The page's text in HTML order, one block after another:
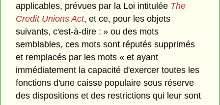
applicables, prévues par la Loi intitulée The
Credit Unions Act, et ce, pour les objets
suivants, c'est-à-dire : » ou des mots
semblables, ces mots sont réputés supprimés
et remplacés par les mots « et ayant
immédiatement la capacité d'exercer toutes les
fonctions d'une caisse populaire sous réserve
des dispositions et des restrictions qui leur sont